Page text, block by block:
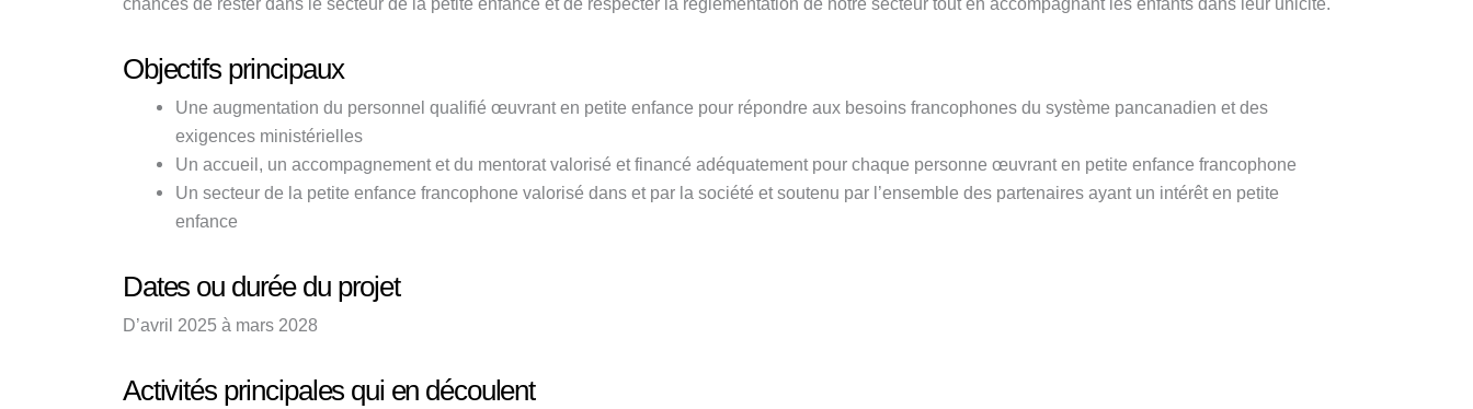
Objectifs principaux
Une augmentation du personnel qualifié œuvrant en petite enfance pour répondre aux besoins francophones du système pancanadien et des
exigences ministérielles
Un accueil, un accompagnement et du mentorat valorisé et financé adéquatement pour chaque personne œuvrant en petite enfance francophone
Un secteur de la petite enfance francophone valorisé dans et par la société et soutenu par l’ensemble des partenaires ayant un intérêt en petite
enfance
Dates ou durée du projet
D’avril 2025 à mars 2028
Activités principales qui en découlent